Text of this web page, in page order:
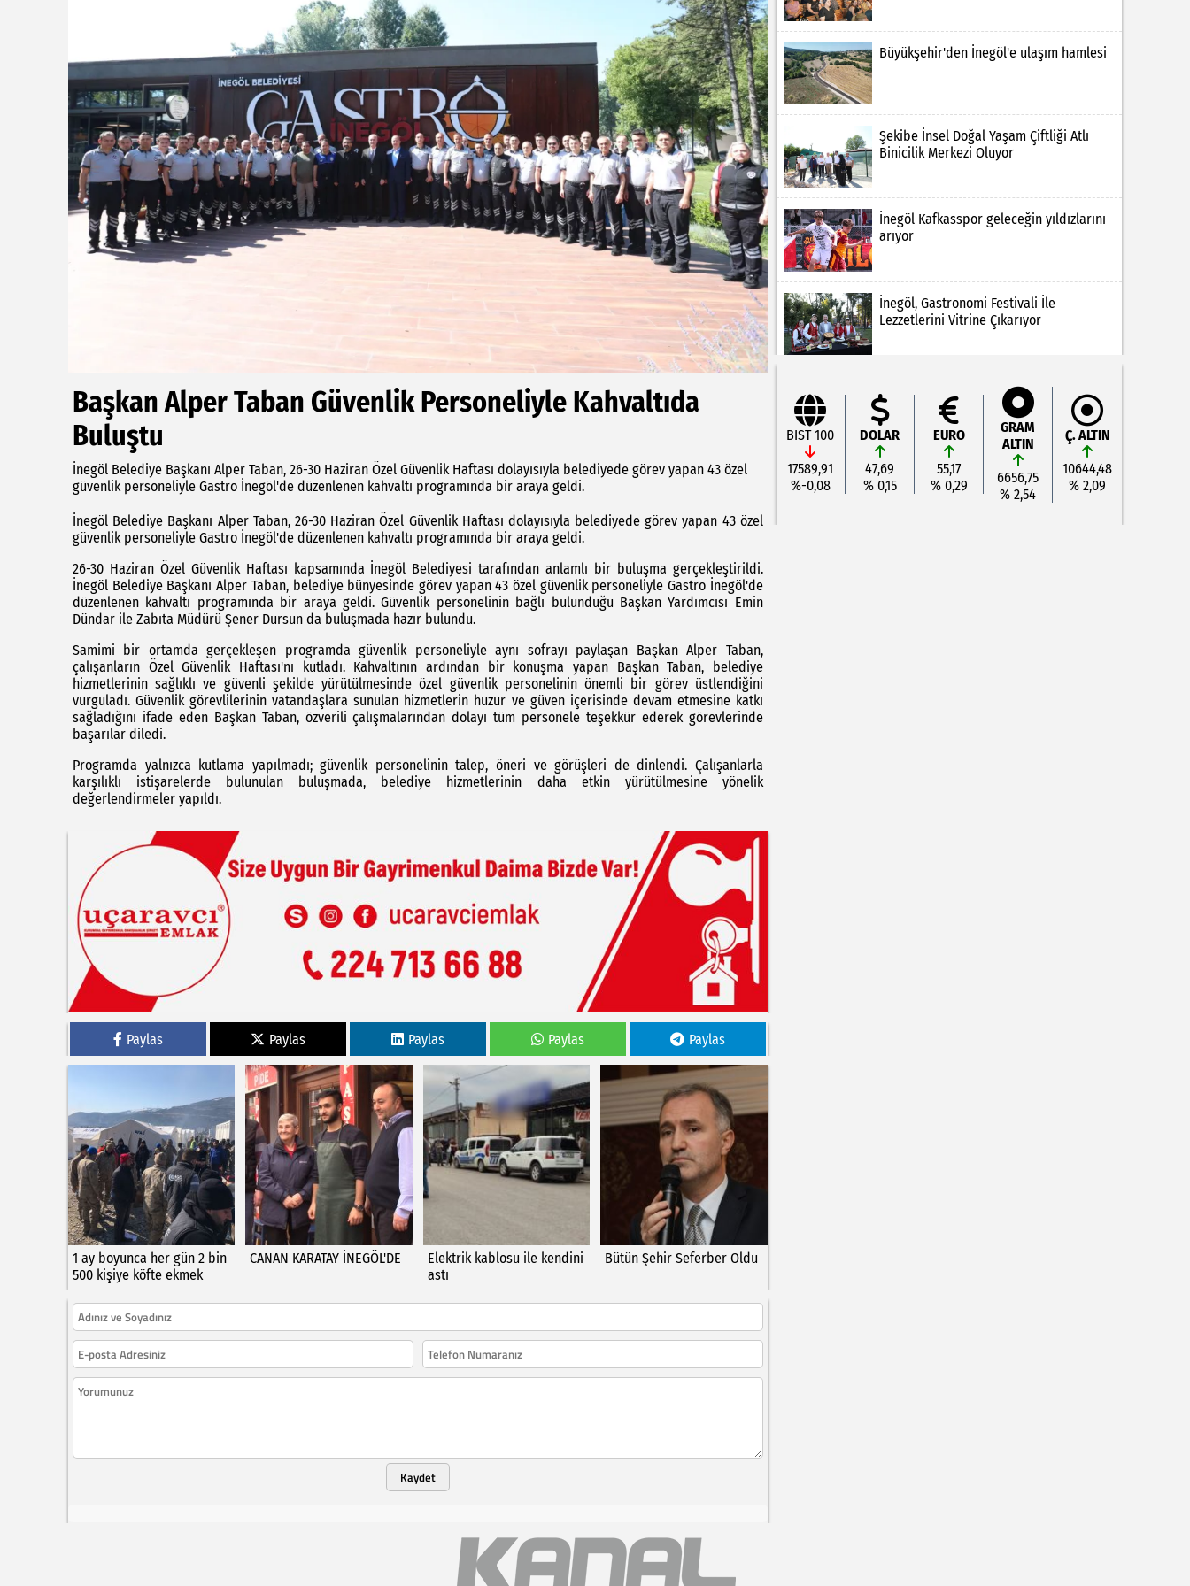
Başkan Alper Taban Güvenlik Personeliyle Kahvaltıda
Buluştu
İnegöl Belediye Başkanı Alper Taban, 26-30 Haziran Özel Güvenlik Haftası dolayısıyla belediyede görev yapan 43 özel
güvenlik personeliyle Gastro İnegöl'de düzenlenen kahvaltı programında bir araya geldi.
İnegöl Belediye Başkanı Alper Taban, 26-30 Haziran Özel Güvenlik Haftası dolayısıyla belediyede görev yapan 43 özel
güvenlik personeliyle Gastro İnegöl'de düzenlenen kahvaltı programında bir araya geldi.
26-30 Haziran Özel Güvenlik Haftası kapsamında İnegöl Belediyesi tarafından anlamlı bir buluşma gerçekleştirildi.
İnegöl Belediye Başkanı Alper Taban, belediye bünyesinde görev yapan 43 özel güvenlik personeliyle Gastro İnegöl'de
düzenlenen kahvaltı programında bir araya geldi. Güvenlik personelinin bağlı bulunduğu Başkan Yardımcısı Emin
Dündar ile Zabıta Müdürü Şener Dursun da buluşmada hazır bulundu.
Samimi bir ortamda gerçekleşen programda güvenlik personeliyle aynı sofrayı paylaşan Başkan Alper Taban,
çalışanların Özel Güvenlik Haftası'nı kutladı. Kahvaltının ardından bir konuşma yapan Başkan Taban, belediye
hizmetlerinin sağlıklı ve güvenli şekilde yürütülmesinde özel güvenlik personelinin önemli bir görev üstlendiğini
vurguladı. Güvenlik görevlilerinin vatandaşlara sunulan hizmetlerin huzur ve güven içerisinde devam etmesine katkı
sağladığını ifade eden Başkan Taban, özverili çalışmalarından dolayı tüm personele teşekkür ederek görevlerinde
başarılar diledi.
Programda yalnızca kutlama yapılmadı; güvenlik personelinin talep, öneri ve görüşleri de dinlendi. Çalışanlarla
karşılıklı istişarelerde bulunulan buluşmada, belediye hizmetlerinin daha etkin yürütülmesine yönelik
değerlendirmeler yapıldı.
Paylas Paylas Paylas Paylas Paylas
1 ay boyunca her gün 2 bin
500 kişiye köfte ekmek
CANAN KARATAY İNEGÖL'DE
Elektrik kablosu ile kendini
astı
Bütün Şehir Seferber Oldu
Kaydet
Büyükşehir'den İnegöl'e ulaşım hamlesi
Şekibe İnsel Doğal Yaşam Çiftliği Atlı
Binicilik Merkezi Oluyor
İnegöl Kafkasspor geleceğin yıldızlarını
arıyor
İnegöl, Gastronomi Festivali İle
Lezzetlerini Vitrine Çıkarıyor
BIST 100
17589,91
%-0,08
DOLAR
47,69
% 0,15
EURO
55,17
% 0,29
GRAM
ALTIN
6656,75
% 2,54
Ç. ALTIN
10644,48
% 2,09